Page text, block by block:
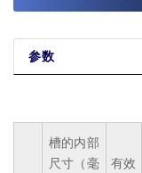
参数
槽的内部
尺寸（毫
有效